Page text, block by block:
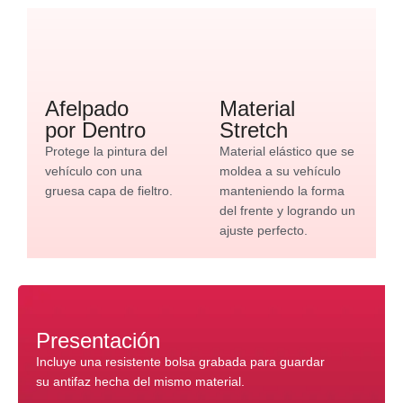
Afelpado
por Dentro
Protege la pintura del
vehículo con una
gruesa capa de fieltro.
Material
Stretch
Material elástico que se
moldea a su vehículo
manteniendo la forma
del frente y logrando un
ajuste perfecto.
Presentación
Incluye una resistente bolsa grabada para guardar
su antifaz hecha del mismo material.